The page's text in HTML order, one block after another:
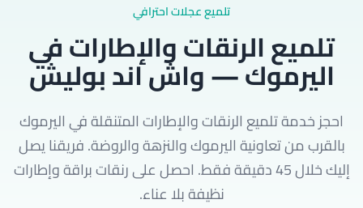
تلميع عجلات احترافي
تلميع الرنقات والإطارات في
اليرموك — واش اند بوليش
احجز خدمة تلميع الرنقات والإطارات المتنقلة في اليرموك
بالقرب من تعاونية اليرموك والنزهة والروضة. فريقنا يصل
إليك خلال 45 دقيقة فقط. احصل على رنقات براقة وإطارات
نظيفة بلا عناء.